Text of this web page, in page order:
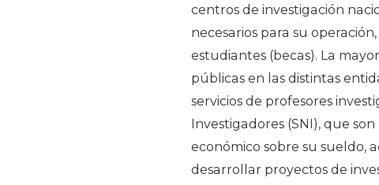
centros de investigación
necesarios para su
estudiantes (becas). La
públicas en las distintas
servicios de profesores
Investigadores (SNI), que
económico sobre su sueldo,
desarrollar proyectos de